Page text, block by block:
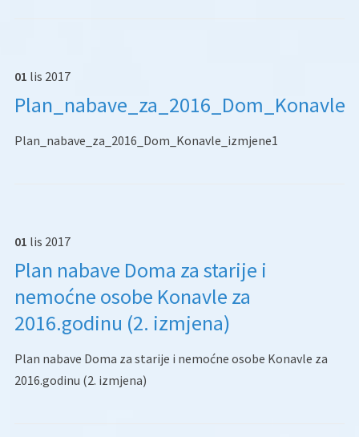
01 lis 2017
Plan_nabave_za_2016_Dom_Konavle_izmjene1
01 lis 2017
Plan nabave Doma za starije i
nemoćne osobe Konavle za
2016.godinu (2. izmjena)
Plan nabave Doma za starije i nemoćne osobe Konavle za
2016.godinu (2. izmjena)